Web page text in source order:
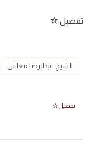
تفضيل
الشيخ عبدالرضا معاش
تفضيل